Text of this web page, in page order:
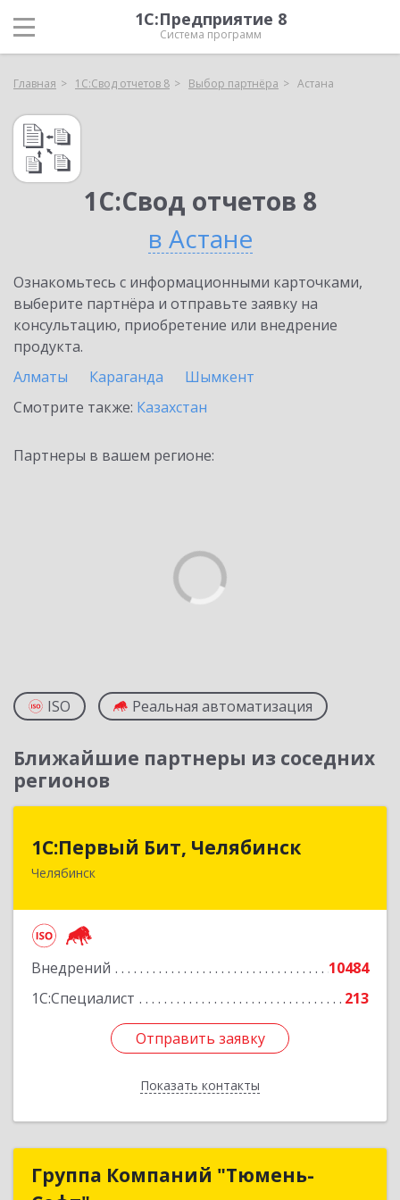
1С:Предприятие 8
Система программ
Главная 1С:Свод отчетов 8 Выбор партнёра Астана
1С:Свод отчетов 8
в Астане
Ознакомьтесь с информационными карточками,
выберите партнёра и отправьте заявку на
консультацию, приобретение или внедрение
продукта.
Алматы
Караганда
Шымкент
Смотрите также: Казахстан
Партнеры в вашем регионе:
ISO Реальная автоматизация
Ближайшие партнеры из соседних
регионов
1С:Первый Бит, Челябинск
Челябинск
Внедрений
10484
1С:Специалист
213
Отправить заявку
Показать контакты
1С:Первый Бит, Челябинск
Отправить заявку
Назад
Группа Компаний "Тюмень-
Группа Компаний "Тюмень-